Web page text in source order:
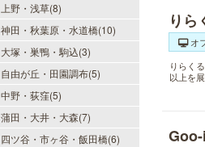
上野・浅草(8)
神田・秋葉原・水道橋(10)
大塚・巣鴨・駒込(3)
自由が丘・田園調布(5)
中野・荻窪(5)
蒲田・大井・大森(7)
四ツ谷・市ヶ谷・飯田橋(6)
りら
オ
りらく
以上を